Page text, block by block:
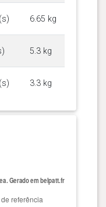
6.65 kg
5.3 kg
3.3 kg